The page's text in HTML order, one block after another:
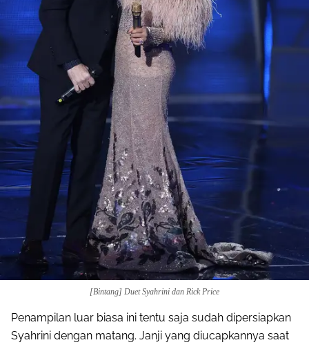
[Bintang] Duet Syahrini dan Rick Price
Penampilan luar biasa ini tentu saja sudah dipersiapkan
Syahrini dengan matang. Janji yang diucapkannya saat